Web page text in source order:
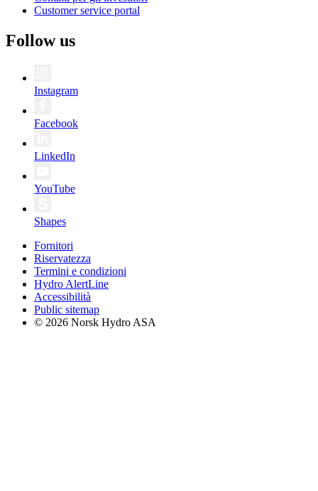
Customer service portal
Follow us
Instagram
Facebook
LinkedIn
YouTube
Shapes
Fornitori
Riservatezza
Termini e condizioni
Hydro AlertLine
Accessibilità
Public sitemap
© 2026 Norsk Hydro ASA